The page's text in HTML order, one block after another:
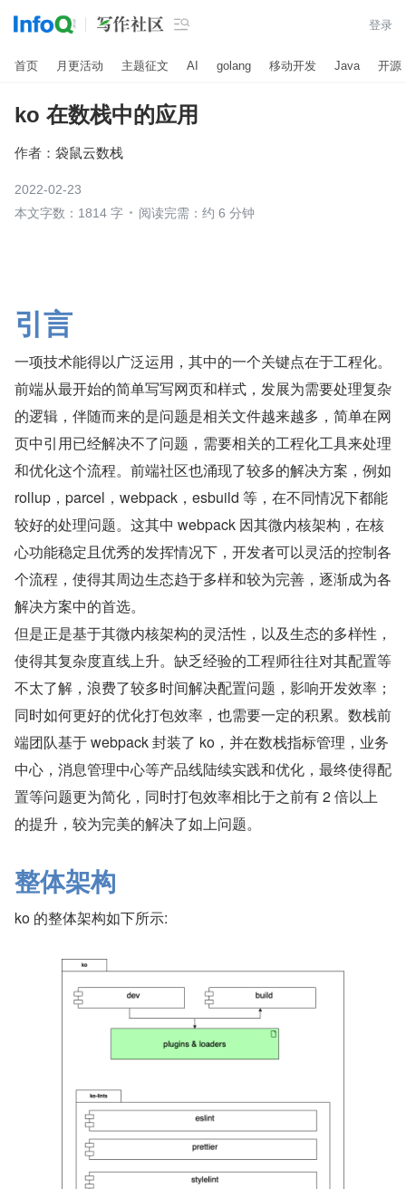
 登录
首页 月更活动 主题征文 AI golang 移动开发 Java 开源
ko 在数栈中的应用
作者： 袋鼠云数栈
2022-02-23
本文字数：1814 字
阅读完需：约 6 分钟
引言
一项技术能得以广泛运用，其中的一个关键点在于工程化。
前端从最开始的简单写写网页和样式，发展为需要处理复杂
的逻辑，伴随而来的是问题是相关文件越来越多，简单在网
页中引用已经解决不了问题，需要相关的工程化工具来处理
和优化这个流程。前端社区也涌现了较多的解决方案，例如
rollup，parcel，webpack，esbuild 等，在不同情况下都能
较好的处理问题。这其中 webpack 因其微内核架构，在核
心功能稳定且优秀的发挥情况下，开发者可以灵活的控制各
个流程，使得其周边生态趋于多样和较为完善，逐渐成为各
解决方案中的首选。
但是正是基于其微内核架构的灵活性，以及生态的多样性，
使得其复杂度直线上升。缺乏经验的工程师往往对其配置等
不太了解，浪费了较多时间解决配置问题，影响开发效率；
同时如何更好的优化打包效率，也需要一定的积累。数栈前
端团队基于 webpack 封装了 ko，并在数栈指标管理，业务
中心，消息管理中心等产品线陆续实践和优化，最终使得配
置等问题更为简化，同时打包效率相比于之前有 2 倍以上
的提升，较为完美的解决了如上问题。
整体架构
ko 的整体架构如下所示: